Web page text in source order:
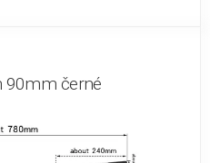
90mm černé